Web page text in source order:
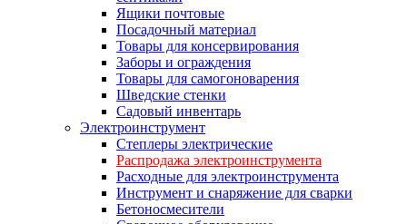
Ящики почтовые
Посадочный материал
Товары для консервирования
Заборы и ограждения
Товары для самогоноварения
Шведские стенки
Садовый инвентарь
Электроинструмент
Степлеры электрические
Распродажа электроинструмента
Расходные для электроинструмента
Инструмент и снаряжение для сварки
Бетоносмесители